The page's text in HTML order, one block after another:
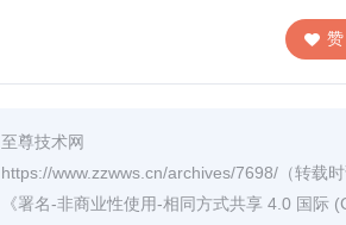
赞
至尊技术网
https://www.zzwws.cn/archives/7698/ （转载
《署名-非商业性使用-相同方式共享 4.0 国际